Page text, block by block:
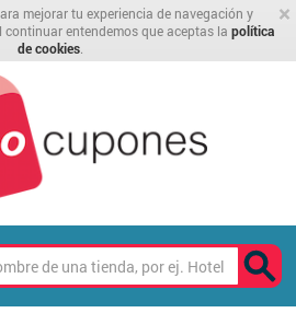
×
mejorar tu experiencia de navegación y
entendemos que aceptas la política
de cookies